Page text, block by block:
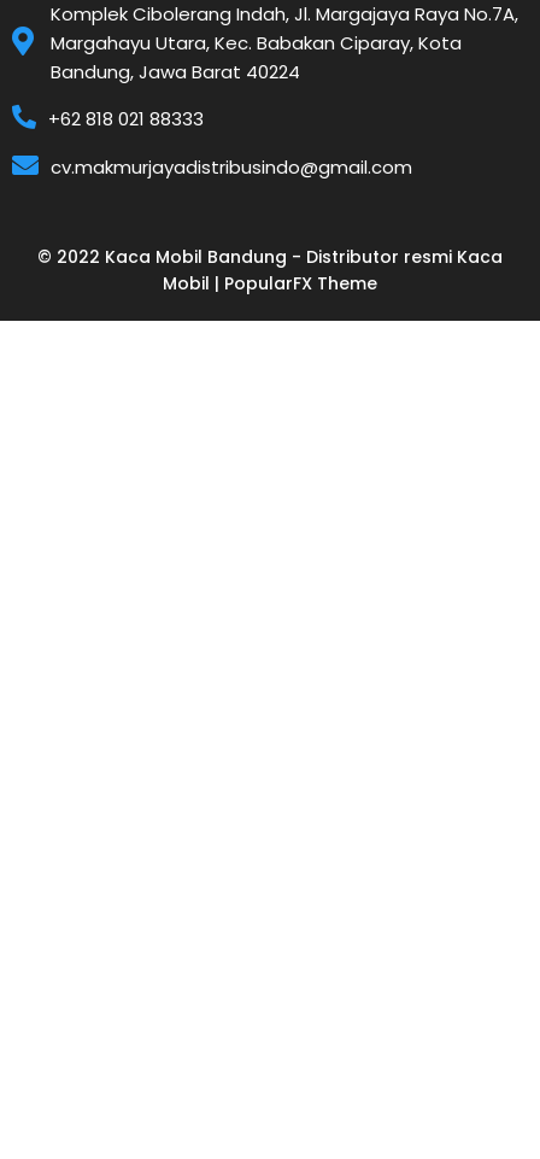
Komplek Cibolerang Indah, Jl. Margajaya Raya No.7A,
Margahayu Utara, Kec. Babakan Ciparay, Kota
Bandung, Jawa Barat 40224
+62 818 021 88333
cv.makmurjayadistribusindo@gmail.com
© 2022 Kaca Mobil Bandung - Distributor resmi Kaca
Mobil | PopularFX Theme